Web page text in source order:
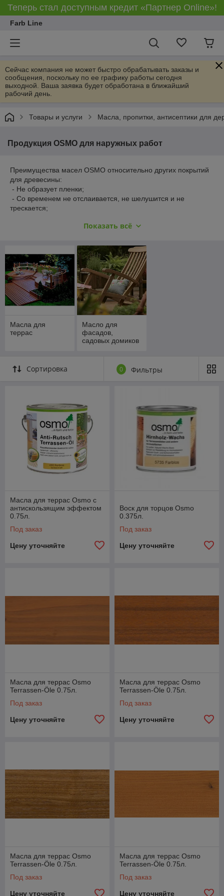
Теперь стал доступным кредит «Партнер Online»!
Farb Line
Сейчас компания не может быстро обрабатывать заказы и
сообщения, поскольку по ее графику работы сегодня
выходной. Ваша заявка будет обработана в ближайший
рабочий день.
Товары и услуги Масла, пропитки, антисептики для
Продукция OSMO для наружных работ
Преимущества масел OSMO относительно других покрытий
для древесины:
- Не образует пленки;
- Со временем не отслаивается, не шелушится и не
трескается;
Процедура обработки невероятно проста: наносим масло
пропитанное натуральным средством, которое надолго
защитит его от разрушающего воздействия климата. Кроме
того, использование масел OSMO для защиты деревянных
домов позволяет значительно сэкономить время и деньги. На
данный момент в России есть деревянные дома, покрытые
маслами OSMO, которые не требуют обновления на
протяжении уже 12 лет.
Показать всё
Масла для
террас
Масло для
фасадов,
садовых домиков
Сортировка 0 Фильтры
Масла для террас Osmo с
антискользящим эффектом
0.75л.
Под заказ
Цену уточняйте
Воск для торцов Osmo
0.375л.
Под заказ
Цену уточняйте
Масла для террас Osmo
Terrassen-Öle 0.75л.
Под заказ
Цену уточняйте
Масла для террас Osmo
Terrassen-Öle 0.75л.
Под заказ
Цену уточняйте
Масла для террас Osmo
Terrassen-Öle 0.75л.
Под заказ
Цену уточняйте
Масла для террас Osmo
Terrassen-Öle 0.75л.
Под заказ
Цену уточняйте